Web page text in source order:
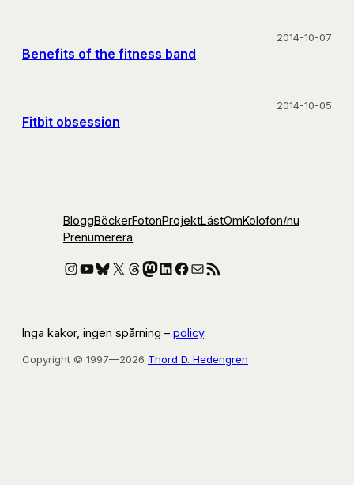
Benefits of the fitness band
2014-10-07
Fitbit obsession
2014-10-05
BloggBöckerFotonProjektLästOmKolofon/nu
Prenumerera
Instagram
YouTube
Bluesky
X Threads
Mastodon
LinkedIn
Facebook
E-postRSS-flöde
Inga kakor, ingen spårning – policy.
Copyright © 1997—2026 Thord D. Hedengren